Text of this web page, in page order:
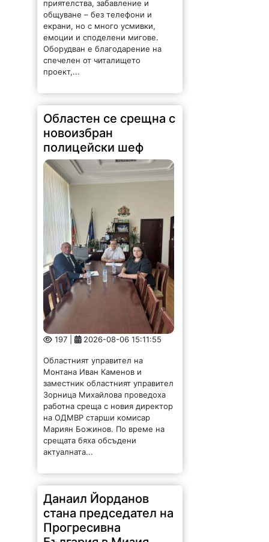
общуване – без телефони и
екрани, но с много усмивки,
емоции и споделени мигове.
Оборудван е благодарение на
спечелен от читалището
проект,...
Областен се срещна с
новоизбран
полицейски шеф
2026-08-06 15:11:55
Монтана Иван Каменов и
заместник областният управител
Зорница Михайлова проведоха
работна среща с новия директор
на ОДМВР старши комисар
Мариян Божинов. По време на
срещата бяха обсъдени
актуалната...
Данаил Йорданов
стана председател на
Прогресивна
България в Мизия